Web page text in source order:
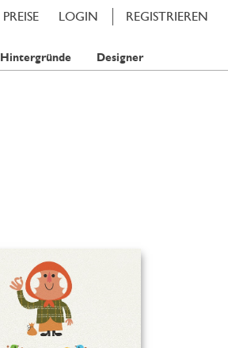
LOGIN REGISTRIEREN
PREISE
Hintergründe Designer